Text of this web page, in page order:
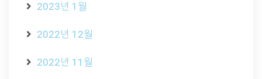
2023년 1월
2022년 12월
2022년 11월